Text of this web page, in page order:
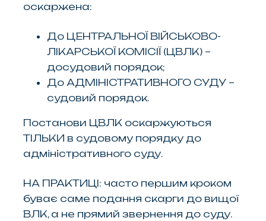
оскаржена:
До ЦЕНТРАЛЬНОЇ ВІЙСЬКОВО-
ЛІКАРСЬКОЇ КОМІСІЇ (ЦВЛК) –
досудовий порядок;
До АДМІНІСТРАТИВНОГО СУДУ –
судовий порядок.
Постанови ЦВЛК оскаржуються
ТІЛЬКИ в судовому порядку до
адміністративного суду.
НА ПРАКТИЦІ: часто першим кроком
буває саме подання скарги до вищої
ВЛК, а не прямий звернення до суду.